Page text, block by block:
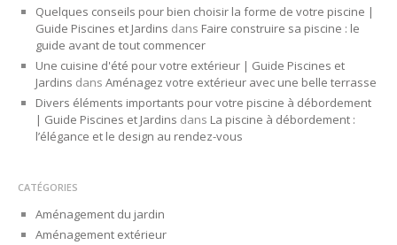
Quelques conseils pour bien choisir la forme de votre piscine |
Guide Piscines et Jardins dans Faire construire sa piscine : le
guide avant de tout commencer
Une cuisine d'été pour votre extérieur | Guide Piscines et
Jardins dans Aménagez votre extérieur avec une belle terrasse
Divers éléments importants pour votre piscine à débordement
| Guide Piscines et Jardins dans La piscine à débordement :
l’élégance et le design au rendez-vous
CATÉGORIES
Aménagement du jardin
Aménagement extérieur